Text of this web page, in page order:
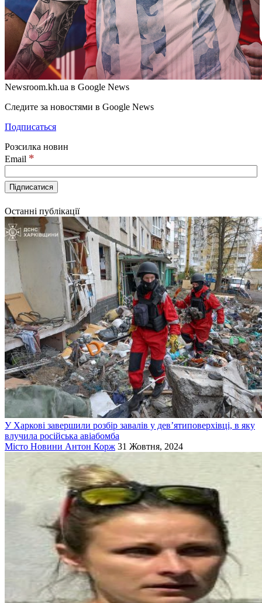
Newsroom.kh.ua в Google News
Следите за новостями в Google News
Подписаться
Розсилка новин
Email *
Останні публікації
У Харкові завершили розбір завалів у дев’ятиповерхівці, в яку
влучила російська авіабомба
Місто Новини Антон Корж 31 Жовтня, 2024